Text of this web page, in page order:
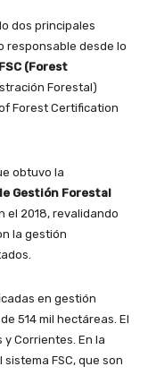
dos principales
responsable desde lo
FSC (Forest
Forestal)
Forest Certification
obtuvo la
Gestión Forestal
el 2018, revalidando
la gestión
en gestión
514 mil hectáreas. El
Corrientes. En la
FSC, que son